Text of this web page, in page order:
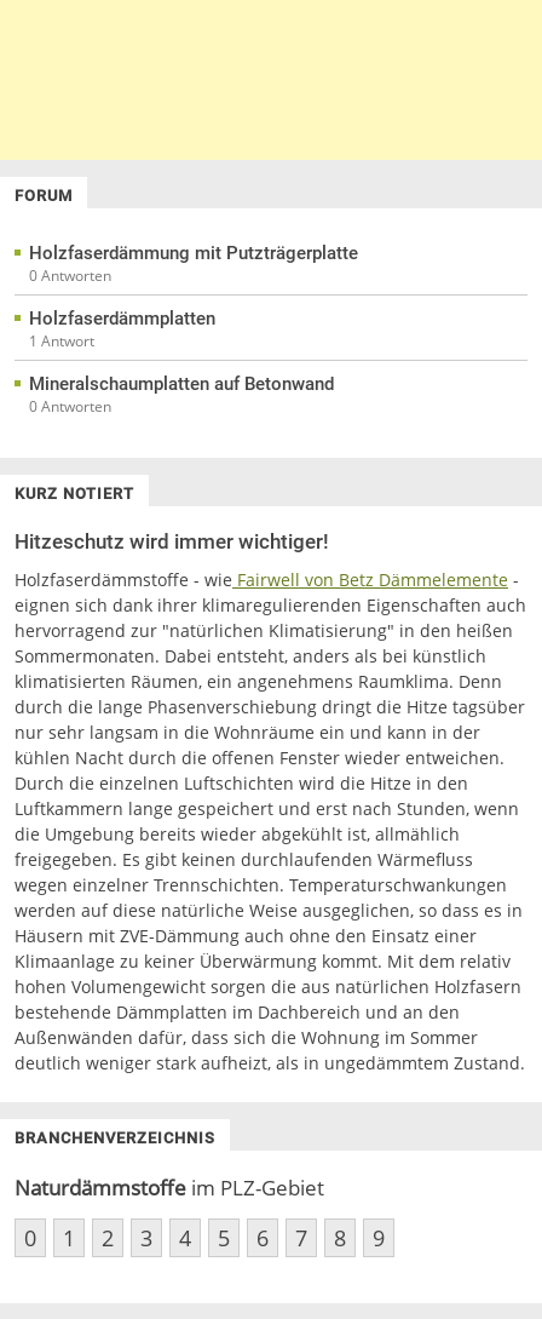
FORUM
Holzfaserdämmung mit Putzträgerplatte
0 Antworten
Holzfaserdämmplatten
1 Antwort
Mineralschaumplatten auf Betonwand
0 Antworten
KURZ NOTIERT
Hitzeschutz wird immer wichtiger!
Holzfaserdämmstoffe - wie Fairwell von Betz Dämmelemente -
eignen sich dank ihrer klimaregulierenden Eigenschaften auch
hervorragend zur "natürlichen Klimatisierung" in den heißen
Sommermonaten. Dabei entsteht, anders als bei künstlich
klimatisierten Räumen, ein angenehmens Raumklima. Denn
durch die lange Phasenverschiebung dringt die Hitze tagsüber
nur sehr langsam in die Wohnräume ein und kann in der
kühlen Nacht durch die offenen Fenster wieder entweichen.
Durch die einzelnen Luftschichten wird die Hitze in den
Luftkammern lange gespeichert und erst nach Stunden, wenn
die Umgebung bereits wieder abgekühlt ist, allmählich
freigegeben. Es gibt keinen durchlaufenden Wärmefluss
wegen einzelner Trennschichten. Temperaturschwankungen
werden auf diese natürliche Weise ausgeglichen, so dass es in
Häusern mit ZVE-Dämmung auch ohne den Einsatz einer
Klimaanlage zu keiner Überwärmung kommt. Mit dem relativ
hohen Volumengewicht sorgen die aus natürlichen Holzfasern
bestehende Dämmplatten im Dachbereich und an den
Außenwänden dafür, dass sich die Wohnung im Sommer
deutlich weniger stark aufheizt, als in ungedämmtem Zustand.
BRANCHENVERZEICHNIS
Naturdämmstoffe im PLZ-Gebiet
0 1 2 3 4 5 6 7 8 9